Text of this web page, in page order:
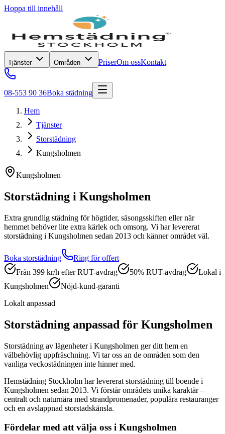
Hoppa till innehåll
Tjänster Områden PriserOm ossKontakt
08-553 90 36Boka städning
Hem
Tjänster
Storstädning
Kungsholmen
Kungsholmen
Storstädning i Kungsholmen
Extra grundlig städning för högtider, säsongsskiften eller när
hemmet behöver lite extra kärlek och omsorg. Vi har levererat
storstädning i Kungsholmen sedan 2013 och känner området väl.
Boka storstädning
Ring för offert
Från 399 kr/h efter RUT-avdrag
50% RUT-avdrag
Lokal i
Kungsholmen
Nöjd-kund-garanti
Lokalt anpassad
Storstädning anpassad för Kungsholmen
Storstädning av lägenheter i Kungsholmen ger ditt hem en
välbehövlig uppfräschning. Vi tar oss an de områden som den
vanliga veckostädningen inte hinner med.
Hemstädning Stockholm har levererat storstädning till boende i
Kungsholmen sedan 2013. Vi förstår områdets unika karaktär –
centralt och naturnära med strandpromenader, populära restauranger
och en avslappnad storstadskänsla.
Fördelar med att välja oss i Kungsholmen